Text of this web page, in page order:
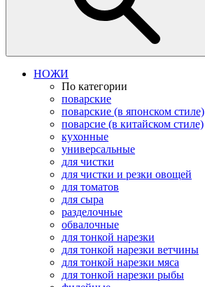
НОЖИ
По категории
поварские
поварские (в японском стиле)
поварсие (в китайском стиле)
кухонные
универсальные
для чистки
для чистки и резки овощей
для томатов
для сыра
разделочные
обвалочные
для тонкой нарезки
для тонкой нарезки ветчины
для тонкой нарезки мяса
для тонкой нарезки рыбы